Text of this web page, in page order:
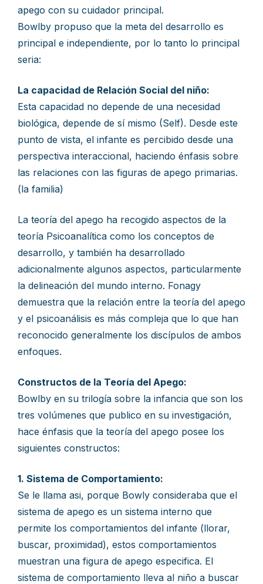
apego con su cuidador principal.
Bowlby propuso que la meta del desarrollo es
principal e independiente, por lo tanto lo principal
seria:
La capacidad de Relación Social del niño:
Esta capacidad no depende de una necesidad
biológica, depende de sí mismo (Self). Desde este
punto de vista, el infante es percibido desde una
perspectiva interaccional, haciendo énfasis sobre
las relaciones con las figuras de apego primarias.
(la familia)
La teoría del apego ha recogido aspectos de la
teoría Psicoanalítica como los conceptos de
desarrollo, y también ha desarrollado
adicionalmente algunos aspectos, particularmente
la delineación del mundo interno. Fonagy
demuestra que la relación entre la teoría del apego
y el psicoanálisis es más compleja que lo que han
reconocido generalmente los discípulos de ambos
enfoques.
Constructos de la Teoría del Apego:
Bowlby en su trilogía sobre la infancia que son los
tres volúmenes que publico en su investigación,
hace énfasis que la teoría del apego posee los
siguientes constructos:
1. Sistema de Comportamiento:
Se le llama asi, porque Bowly consideraba que el
sistema de apego es un sistema interno que
permite los comportamientos del infante (llorar,
buscar, proximidad), estos comportamientos
muestran una figura de apego especifica. El
sistema de comportamiento lleva al niño a buscar